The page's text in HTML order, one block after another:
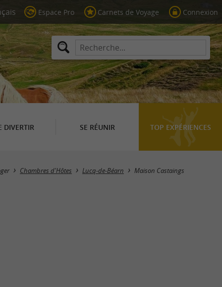
Espace Pro Carnets de Voyage Connexion
DIVERTIR SE RÉUNIR TOP EXPÉRIENCES
Chambres d'Hôtes Lucq-de-Béarn Maison Castaings